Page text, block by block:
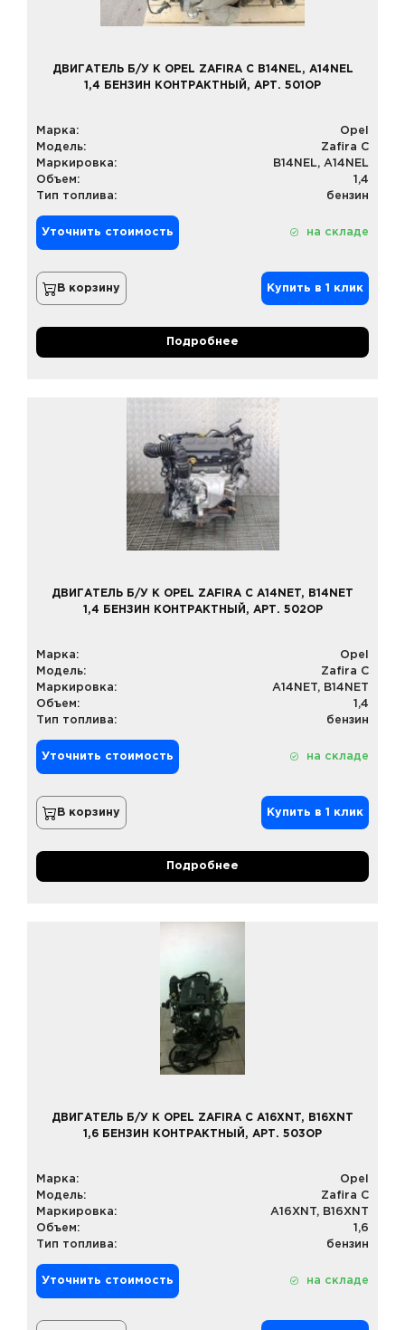
ДВИГАТЕЛЬ Б/У К OPEL ZAFIRA C B14NEL, A14NEL
1,4 БЕНЗИН КОНТРАКТНЫЙ, АРТ. 501OP
Марка:
Opel
Модель:
Zafira C
Маркировка:
B14NEL, A14NEL
Объем:
1,4
Тип топлива:
бензин
Уточнить стоимость на складе
В корзину Купить в 1 клик
Подробнее
ДВИГАТЕЛЬ Б/У К OPEL ZAFIRA C A14NET, B14NET
1,4 БЕНЗИН КОНТРАКТНЫЙ, АРТ. 502OP
Марка:
Opel
Модель:
Zafira C
Маркировка:
A14NET, B14NET
Объем:
1,4
Тип топлива:
бензин
Уточнить стоимость на складе
В корзину Купить в 1 клик
Подробнее
ДВИГАТЕЛЬ Б/У К OPEL ZAFIRA C A16XNT, B16XNT
1,6 БЕНЗИН КОНТРАКТНЫЙ, АРТ. 503OP
Марка:
Opel
Модель:
Zafira C
Маркировка:
A16XNT, B16XNT
Объем:
1,6
Тип топлива:
бензин
Уточнить стоимость на складе